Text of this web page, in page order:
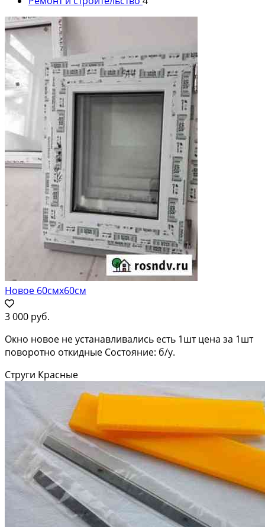
Новое 60смх60см
3 000 руб.
Окно новое не устанавливались есть 1шт цена за 1шт
поворотно откидные Состояние: б/у.
Струги Красные